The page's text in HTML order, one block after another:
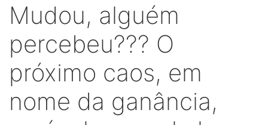
Mudou, alguém
percebeu??? O
próximo caos, em
nome da ganância,